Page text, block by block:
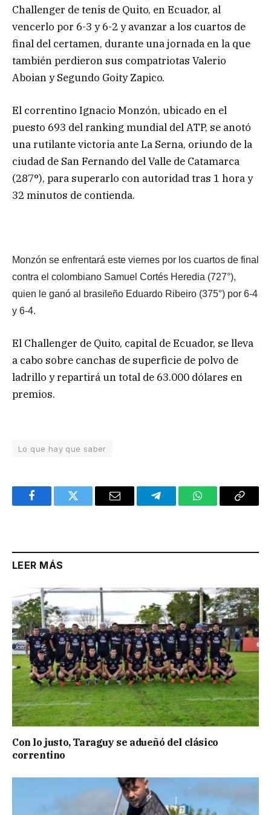
Challenger de tenis de Quito, en Ecuador, al
vencerlo por 6-3 y 6-2 y avanzar a los cuartos de
final del certamen, durante una jornada en la que
también perdieron sus compatriotas Valerio
Aboian y Segundo Goity Zapico.
El correntino Ignacio Monzón, ubicado en el
puesto 693 del ranking mundial del ATP, se anotó
una rutilante victoria ante La Serna, oriundo de la
ciudad de San Fernando del Valle de Catamarca
(287°), para superarlo con autoridad tras 1 hora y
32 minutos de contienda.
Monzón se enfrentará este viernes por los cuartos de final
contra el colombiano Samuel Cortés Heredia (727°),
quien le ganó al brasileño Eduardo Ribeiro (375°) por 6-4
y 6-4.
El Challenger de Quito, capital de Ecuador, se lleva
a cabo sobre canchas de superficie de polvo de
ladrillo y repartirá un total de 63.000 dólares en
premios.
Lo que hay que saber
FacebookTwitter Email TelegramWhatsAppCopy
LEER MÁS
Con lo justo, Taraguy se adueñó del clásico
correntino